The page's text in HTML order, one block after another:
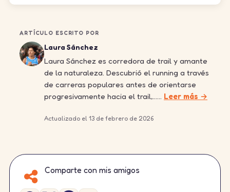
ARTÍCULO ESCRITO POR
Laura Sánchez
Laura Sánchez es corredora de trail y amante
de la naturaleza. Descubrió el running a través
de carreras populares antes de orientarse
progresivamente hacia el trail,…… Leer más →
Actualizado el 13 de febrero de 2026
Comparte con mis amigos